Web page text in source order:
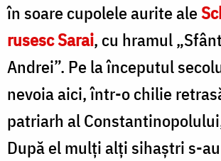
Nicholas
Exadaktylos
în soare cupolele aurite ale
rusesc Sarai, cu hramul
Andrei”. Pe la începutul
nevoia aici, într-o chilie
patriarh al
După el mulţi alţi sihaștri s-